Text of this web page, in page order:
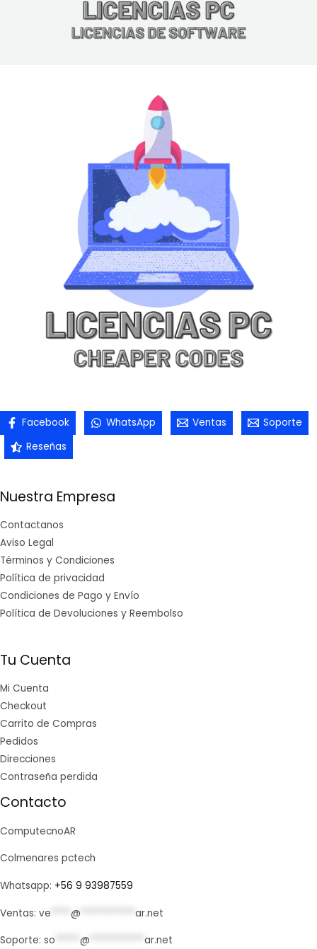
Facebook WhatsApp Ventas
Soporte
Reseñas
Nuestra Empresa
Contactanos
Aviso Legal
Términos y Condiciones
Política de privacidad
Condiciones de Pago y Envío
Política de Devoluciones y Reembolso
Tu Cuenta
Mi Cuenta
Checkout
Carrito de Compras
Pedidos
Direcciones
Contraseña perdida
Contacto
ComputecnoAR
Colmenares pctech
Whatsapp: +56 9 93987559
Ventas: ve @ ar.net
Soporte: so @ ar.net